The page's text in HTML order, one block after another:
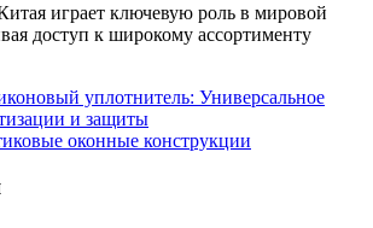
играет ключевую роль в мировой
доступ к широкому ассортименту
уплотнитель: Универсальное
и защиты
оконные конструкции